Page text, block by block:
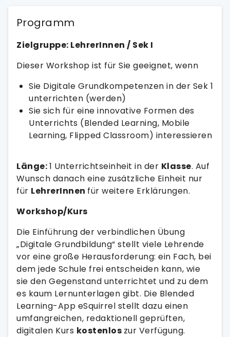
Programm
Zielgruppe: LehrerInnen / Sek I
Dieser Workshop ist für Sie geeignet, wenn
Sie Digitale Grundkompetenzen in der Sek 1
unterrichten (werden)
Sie sich für eine innovative Formen des
Unterrichts (Blended Learning, Mobile
Learning, Flipped Classroom) interessieren
Länge:1 Unterrichtseinheit in der Klasse. Auf
Wunsch danach eine zusätzliche Einheit nur
für LehrerInnen für weitere Erklärungen.
Workshop/Kurs
Die Einführung der verbindlichen Übung
„Digitale Grundbildung“ stellt viele Lehrende
vor eine große Herausforderung: ein Fach, bei
dem jede Schule frei entscheiden kann, wie
sie den Gegenstand unterrichtet und zu dem
es kaum Lernunterlagen gibt. Die Blended
Learning-App eSquirrel stellt dazu einen
umfangreichen, redaktionell geprüften,
digitalen Kurs kostenlos zur Verfügung.